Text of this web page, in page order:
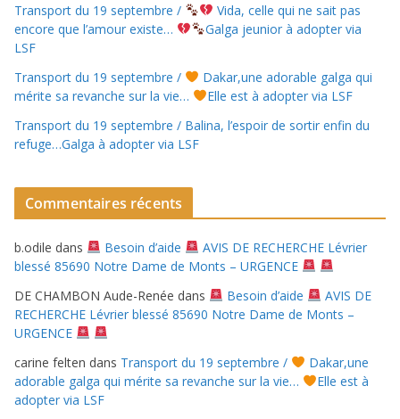
Transport du 19 septembre /
Vida, celle qui ne sait pas
encore que l’amour existe…
Galga jeunior à adopter via
LSF
Transport du 19 septembre /
Dakar,une adorable galga qui
mérite sa revanche sur la vie…
Elle est à adopter via LSF
Transport du 19 septembre / Balina, l’espoir de sortir enfin du
refuge…Galga à adopter via LSF
Commentaires récents
b.odile dans Besoin d’aide
AVIS DE RECHERCHE Lévrier
blessé 85690 Notre Dame de Monts – URGENCE
DE CHAMBON Aude-Renée dans Besoin d’aide
AVIS DE
RECHERCHE Lévrier blessé 85690 Notre Dame de Monts –
URGENCE
carine felten dans Transport du 19 septembre /
Dakar,une
adorable galga qui mérite sa revanche sur la vie…
Elle est à
adopter via LSF